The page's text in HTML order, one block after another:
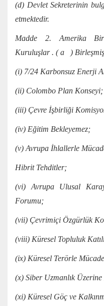
(d) Devlet Sekreterinin
etmektedir.
Madde 2. Amerika
Kuruluşlar . ( a )
(i) 7/24 Karbonsuz Enerji
(ii) Colombo Plan Konseyi;
(iii) Çevre İşbirliği
(iv) Eğitim Bekleyemez;
(v) Avrupa İhlallerle
Hibrit Tehditler;
(vi) Avrupa Ulusal
Forumu;
(vii) Çevrimiçi Özgürlük
(viii) Küresel Topluluk
(ix) Küresel Terörle
(x) Siber Uzmanlık
(xi) Küresel Göç ve